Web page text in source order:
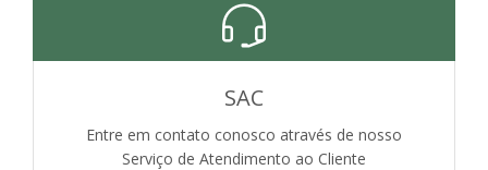
SAC
Entre em contato conosco através de nosso
Serviço de Atendimento ao Cliente